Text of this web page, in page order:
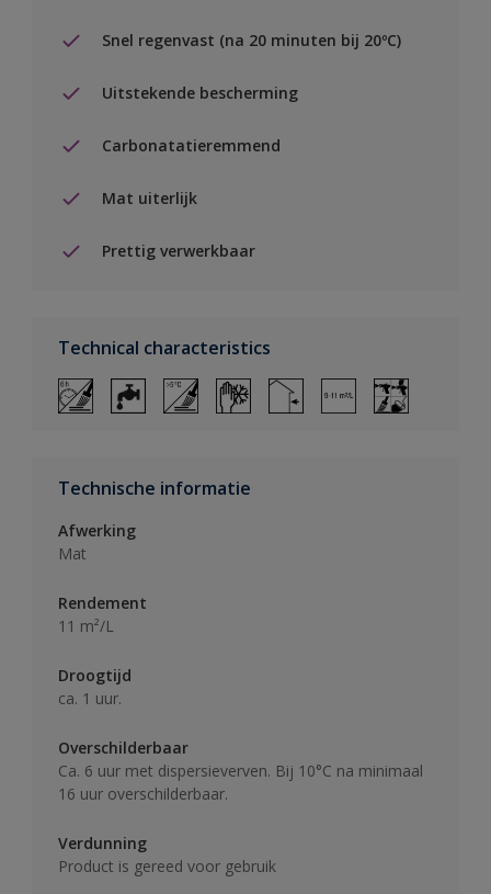
Snel regenvast (na 20 minuten bij 20ºC)
Uitstekende bescherming
Carbonatatieremmend
Mat uiterlijk
Prettig verwerkbaar
Technical characteristics
Technische informatie
Afwerking
Mat
Rendement
11 m²/L
Droogtijd
ca. 1 uur.
Overschilderbaar
Ca. 6 uur met dispersieverven. Bij 10°C na minimaal
16 uur overschilderbaar.
Verdunning
Product is gereed voor gebruik